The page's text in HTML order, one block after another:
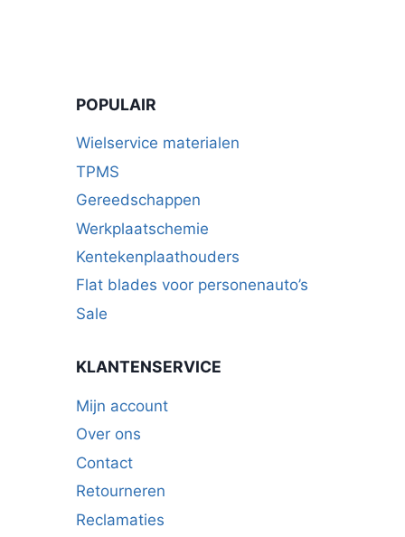
POPULAIR
Wielservice materialen
TPMS
Gereedschappen
Werkplaatschemie
Kentekenplaathouders
Flat blades voor personenauto’s
Sale
KLANTENSERVICE
Mijn account
Over ons
Contact
Retourneren
Reclamaties